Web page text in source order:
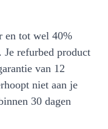
en tot wel 40%
Je refurbed product
van 12
niet aan je
30 dagen